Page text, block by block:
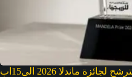
ماندلا 2026 الى15اب